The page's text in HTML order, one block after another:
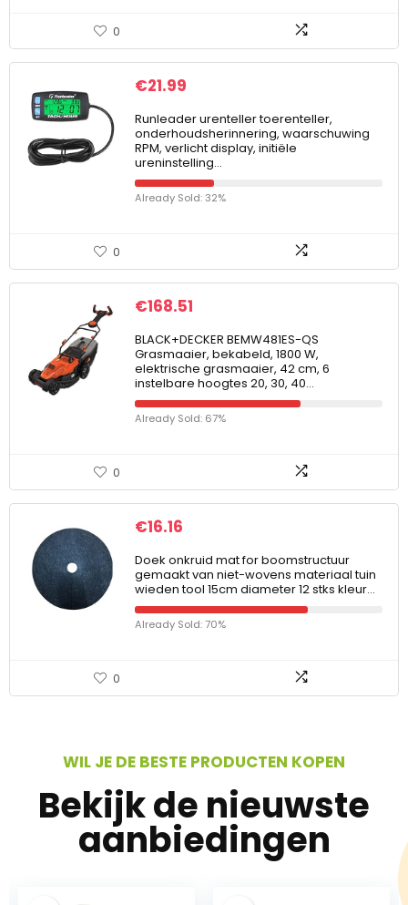
0
€21.99
Runleader urenteller toerenteller,
onderhoudsherinnering, waarschuwing
RPM, verlicht display, initiële
ureninstelling…
Already Sold: 32%
0
€168.51
BLACK+DECKER BEMW481ES-QS
Grasmaaier, bekabeld, 1800 W,
elektrische grasmaaier, 42 cm, 6
instelbare hoogtes 20, 30, 40…
Already Sold: 67%
0
€16.16
Doek onkruid mat for boomstructuur
gemaakt van niet-wovens materiaal tuin
wieden tool 15cm diameter 12 stks kleur…
Already Sold: 70%
0
WIL JE DE BESTE PRODUCTEN KOPEN
Bekijk de nieuwste
aanbiedingen